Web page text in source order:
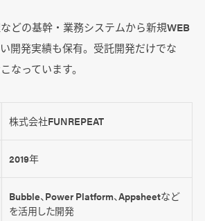
どの基幹・業務システムから新規WEB
開発実績も保有。受託開発だけでな
なっています。
株式会社FUNREPEAT
2019年
Bubble、Power Platform、Appsheetなど
を活用した開発